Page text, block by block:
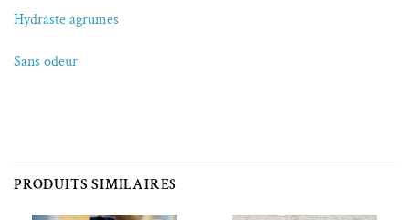
Hydraste agrumes
Sans odeur
PRODUITS SIMILAIRES